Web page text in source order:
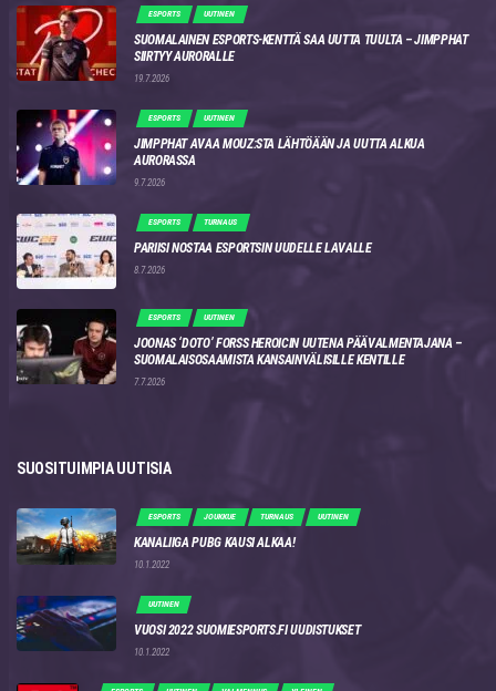
ESPORTS UUTINEN
SUOMALAINEN ESPORTS-KENTTÄ SAA UUTTA TUULTA – JIMPPHAT
SIIRTYY AURORALLE
19.7.2026
ESPORTS UUTINEN
JIMPPHAT AVAA MOUZ:STA LÄHTÖÄÄN JA UUTTA ALKUA
AURORASSA
9.7.2026
ESPORTS TURNAUS
PARIISI NOSTAA ESPORTSIN UUDELLE LAVALLE
8.7.2026
ESPORTS UUTINEN
JOONAS ‘DOTO’ FORSS HEROICIN UUTENA PÄÄVALMENTAJANA –
SUOMALAISOSAAMISTA KANSAINVÄLISILLE KENTILLE
7.7.2026
SUOSITUIMPIA UUTISIA
ESPORTS JOUKKUE TURNAUS UUTINEN
KANALIIGA PUBG KAUSI ALKAA!
10.1.2022
UUTINEN
VUOSI 2022 SUOMIESPORTS.FI UUDISTUKSET
10.1.2022